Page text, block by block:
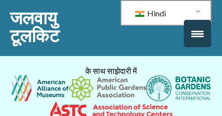
जलवायु
टूलकिट
Hindi
के साथ साझेदारी में